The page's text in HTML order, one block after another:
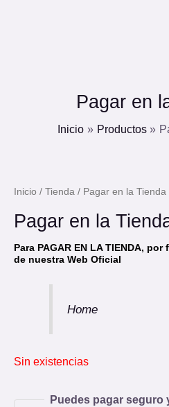
Pagar en
Inicio Productos
Inicio /Tienda / Pagar en la Tienda
Pagar en la
ParaPAGAR EN LA TIENDA, por
link de nuestra Web Oficial
Home
Sin existencias
Puedes pagar seguro